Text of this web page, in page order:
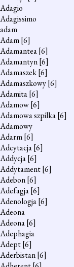
Adagio
Adagissimo
adam
Adam[6]
Adamantea[6]
Adamantyn[6]
Adamaszek[6]
Adamaszkowy[6]
Adamita[6]
Adamow[6]
Adamowa szpilka[6]
Adamowy
Adarm[6]
Adcytacja[6]
Addycja[6]
Addytament[6]
Adebon[6]
Adefagja[6]
Adenologja[6]
Adeona
Adeona[6]
Adephagia
Adept[6]
Aderbistan[6]